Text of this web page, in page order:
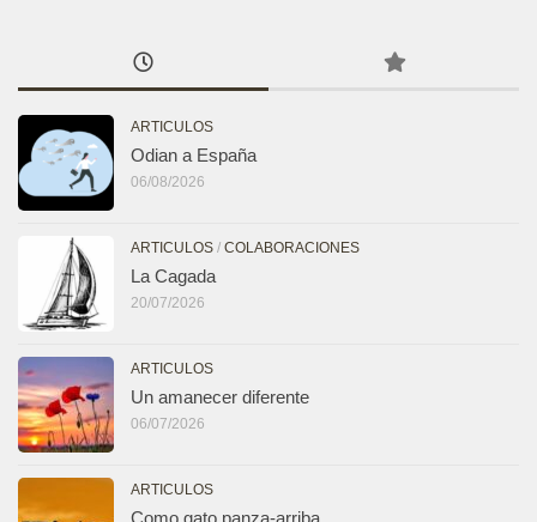
ARTICULOS
Odian a España
06/08/2026
ARTICULOS / COLABORACIONES
La Cagada
20/07/2026
ARTICULOS
Un amanecer diferente
06/07/2026
ARTICULOS
Como gato panza-arriba